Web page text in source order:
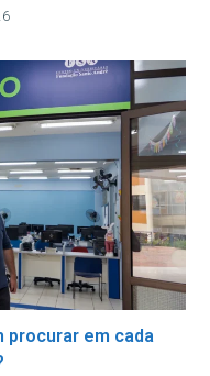
procurar em cada